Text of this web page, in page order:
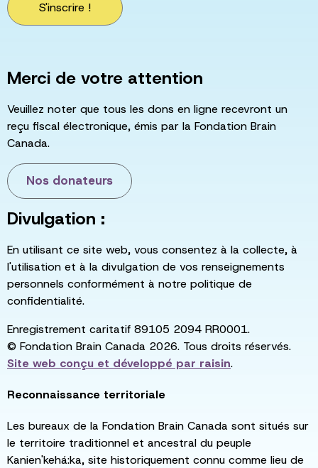
S'inscrire !
Merci de votre attention
Veuillez noter que tous les dons en ligne recevront un
reçu fiscal électronique, émis par la Fondation Brain
Canada.
Nos donateurs
Divulgation :
En utilisant ce site web, vous consentez à la collecte, à
l'utilisation et à la divulgation de vos renseignements
personnels conformément à notre politique de
confidentialité.
Enregistrement caritatif 89105 2094 RR0001.
© Fondation Brain Canada 2026. Tous droits réservés.
Site web conçu et développé par raisin.
Reconnaissance territoriale
Les bureaux de la Fondation Brain Canada sont situés sur
le territoire traditionnel et ancestral du peuple
Kanien'kehá:ka, site historiquement connu comme lieu de